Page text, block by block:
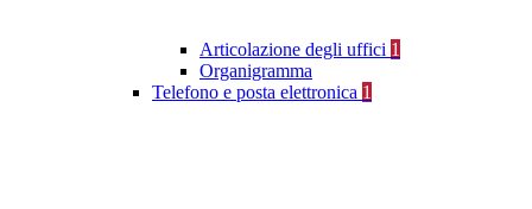
Articolazione degli uffici 1
Organigramma
Telefono e posta elettronica 1